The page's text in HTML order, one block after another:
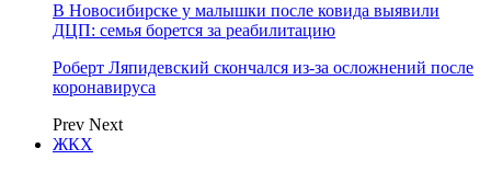
В Новосибирске у малышки после ковида выявили
ДЦП: семья борется за реабилитацию
Роберт Ляпидевский скончался из-за осложнений после
коронавируса
Prev Next
ЖКХ